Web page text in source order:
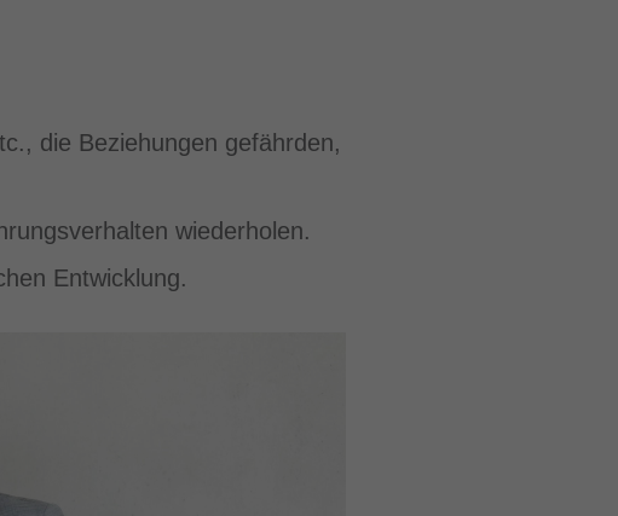
die Beziehungen gefährden,
wiederholen.
Entwicklung.